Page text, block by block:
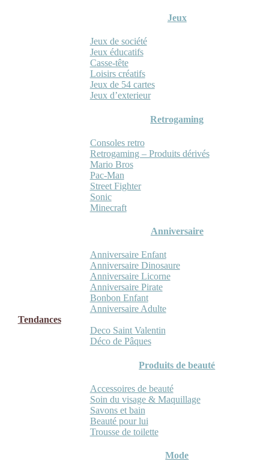
Jeux
Jeux de société
Jeux éducatifs
Casse-tête
Loisirs créatifs
Jeux de 54 cartes
Jeux d’exterieur
Retrogaming
Consoles retro
Retrogaming – Produits dérivés
Mario Bros
Pac-Man
Street Fighter
Sonic
Minecraft
Anniversaire
Anniversaire Enfant
Anniversaire Dinosaure
Anniversaire Licorne
Anniversaire Pirate
Bonbon Enfant
Anniversaire Adulte
Tendances
Deco Saint Valentin
Déco de Pâques
Produits de beauté
Accessoires de beauté
Soin du visage & Maquillage
Savons et bain
Beauté pour lui
Trousse de toilette
Mode